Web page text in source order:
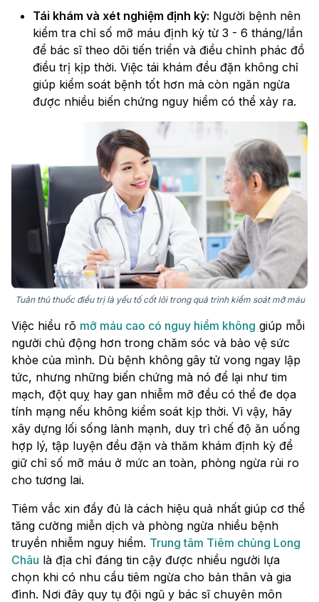
Tái khám và xét nghiệm định kỳ: Người bệnh nên
kiểm tra chỉ số mỡ máu định kỳ từ 3 - 6 tháng/lần
để bác sĩ theo dõi tiến triển và điều chỉnh phác đồ
điều trị kịp thời. Việc tái khám đều đặn không chỉ
giúp kiểm soát bệnh tốt hơn mà còn ngăn ngừa
được nhiều biến chứng nguy hiểm có thể xảy ra.
Tuân thủ thuốc điều trị là yếu tố cốt lõi trong quá trình kiểm soát mỡ máu
Việc hiểu rõ mỡ máu cao có nguy hiểm không giúp mỗi
người chủ động hơn trong chăm sóc và bảo vệ sức
khỏe của mình. Dù bệnh không gây tử vong ngay lập
tức, nhưng những biến chứng mà nó để lại như tim
mạch, đột quỵ hay gan nhiễm mỡ đều có thể đe dọa
tính mạng nếu không kiểm soát kịp thời. Vì vậy, hãy
xây dựng lối sống lành mạnh, duy trì chế độ ăn uống
hợp lý, tập luyện đều đặn và thăm khám định kỳ để
giữ chỉ số mỡ máu ở mức an toàn, phòng ngừa rủi ro
cho tương lai.
Tiêm vắc xin đầy đủ là cách hiệu quả nhất giúp cơ thể
tăng cường miễn dịch và phòng ngừa nhiều bệnh
truyền nhiễm nguy hiểm. Trung tâm Tiêm chủng Long
Châu là địa chỉ đáng tin cậy được nhiều người lựa
chọn khi có nhu cầu tiêm ngừa cho bản thân và gia
đình. Nơi đây quy tụ đội ngũ y bác sĩ chuyên môn